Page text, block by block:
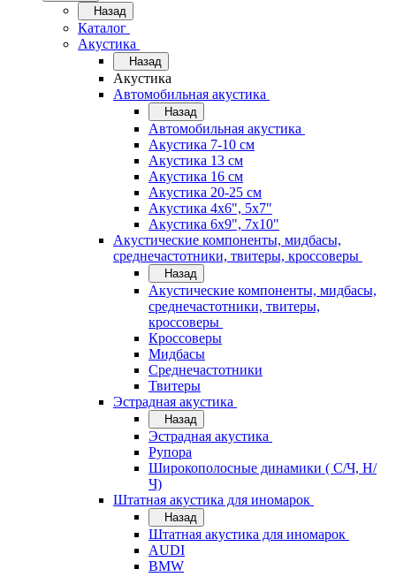
Назад
Каталог
Акустика
Назад
Акустика
Автомобильная акустика
Назад
Автомобильная акустика
Акустика 7-10 см
Акустика 13 см
Акустика 16 см
Акустика 20-25 см
Акустика 4х6", 5х7"
Акустика 6х9", 7х10"
Акустические компоненты, мидбасы,
среднечастотники, твитеры, кроссоверы
Назад
Акустические компоненты, мидбасы,
среднечастотники, твитеры,
кроссоверы
Кроссоверы
Мидбасы
Среднечастотники
Твитеры
Эстрадная акустика
Назад
Эстрадная акустика
Рупора
Широкополосные динамики ( С/Ч, Н/
Ч)
Штатная акустика для иномарок
Назад
Штатная акустика для иномарок
AUDI
BMW